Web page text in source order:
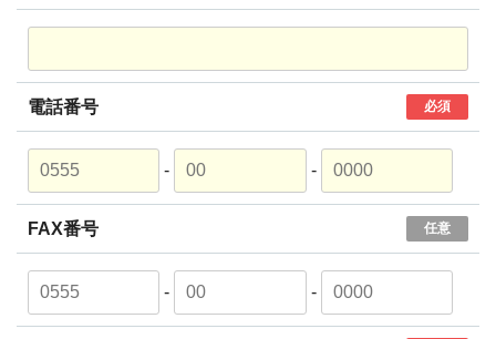
電話番号 必須
- -
FAX番号 任意
- -